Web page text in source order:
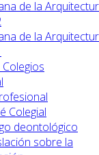
de la
de la
Colegial
deontológico
sobre la